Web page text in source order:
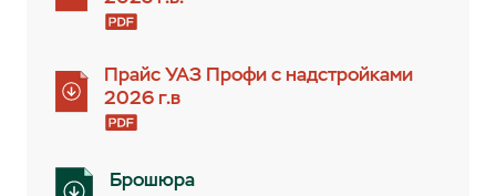
Прайс УАЗ Профи с надстройками
2026 г.в
Брошюра